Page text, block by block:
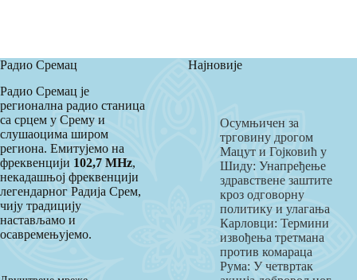
Радио Сремац
Радио Сремац је
регионална радио станица
са срцем у Срему и
слушаоцима широм
региона. Емитујемо на
фреквенцији 102,7 MHz,
некадашњој фреквенцији
легендарног Радија Срем,
чију традицију
настављамо и
осавремењујемо.
Најновије
Осумњичен за
трговину дрогом
Мацут и Гојковић у
Шиду: Унапређење
здравствене заштите
кроз одговорну
политику и улагања
Карловци: Термини
извођења третмана
против комараца
Рума: У четвртак